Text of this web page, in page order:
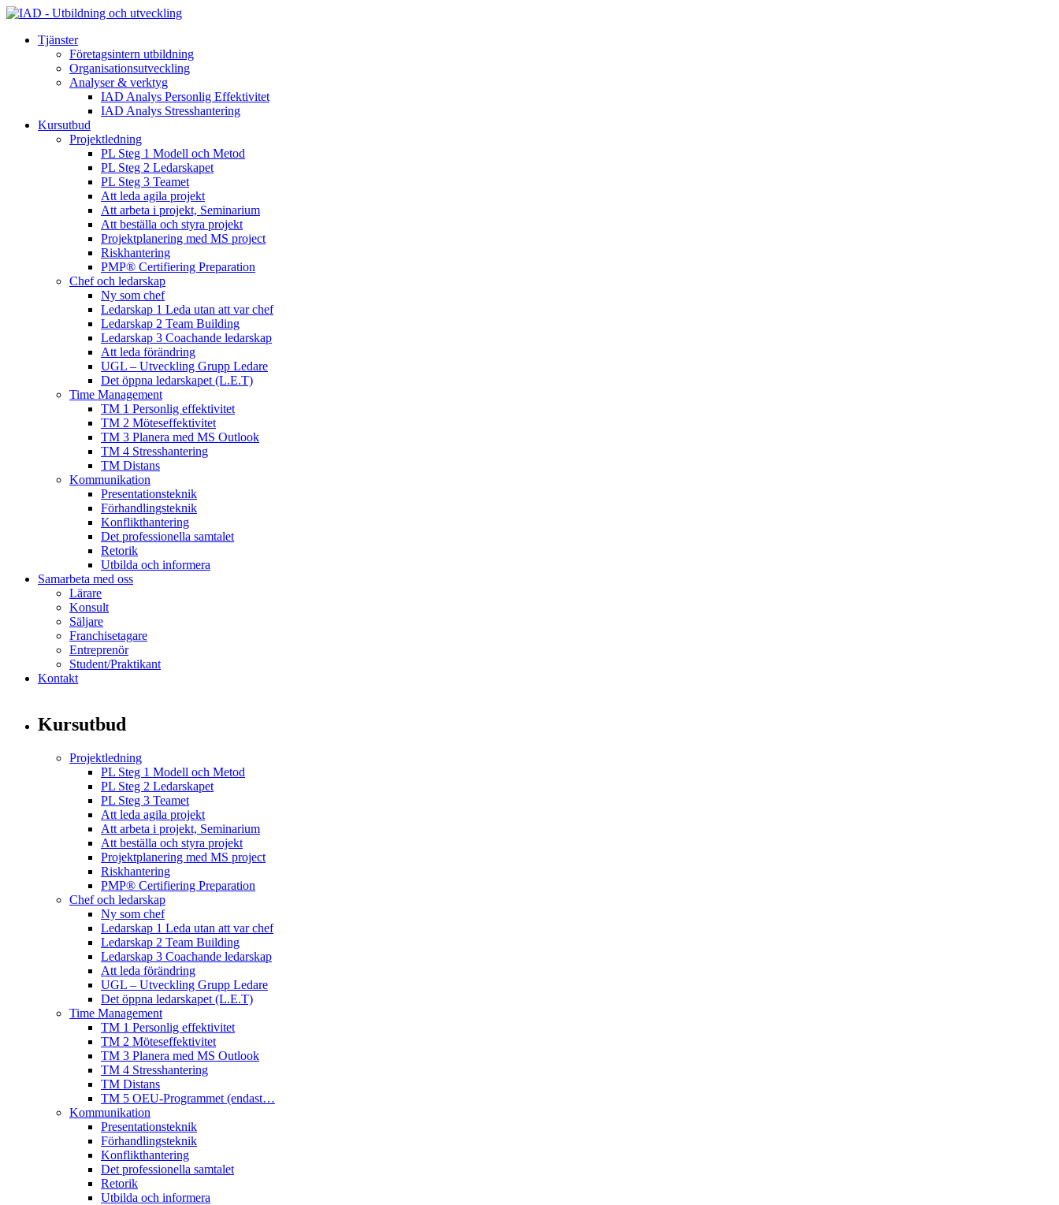
Tjänster
Företagsintern utbildning
Organisationsutveckling
Analyser & verktyg
IAD Analys Personlig Effektivitet
IAD Analys Stresshantering
Kursutbud
Projektledning
PL Steg 1 Modell och Metod
PL Steg 2 Ledarskapet
PL Steg 3 Teamet
Att leda agila projekt
Att arbeta i projekt, Seminarium
Att beställa och styra projekt
Projektplanering med MS project
Riskhantering
PMP® Certifiering Preparation
Chef och ledarskap
Ny som chef
Ledarskap 1 Leda utan att var chef
Ledarskap 2 Team Building
Ledarskap 3 Coachande ledarskap
Att leda förändring
UGL – Utveckling Grupp Ledare
Det öppna ledarskapet (L.E.T)
Time Management
TM 1 Personlig effektivitet
TM 2 Möteseffektivitet
TM 3 Planera med MS Outlook
TM 4 Stresshantering
TM Distans
Kommunikation
Presentationsteknik
Förhandlingsteknik
Konflikthantering
Det professionella samtalet
Retorik
Utbilda och informera
Samarbeta med oss
Lärare
Konsult
Säljare
Franchisetagare
Entreprenör
Student/Praktikant
Kontakt
Kursutbud
Projektledning
PL Steg 1 Modell och Metod
PL Steg 2 Ledarskapet
PL Steg 3 Teamet
Att leda agila projekt
Att arbeta i projekt, Seminarium
Att beställa och styra projekt
Projektplanering med MS project
Riskhantering
PMP® Certifiering Preparation
Chef och ledarskap
Ny som chef
Ledarskap 1 Leda utan att var chef
Ledarskap 2 Team Building
Ledarskap 3 Coachande ledarskap
Att leda förändring
UGL – Utveckling Grupp Ledare
Det öppna ledarskapet (L.E.T)
Time Management
TM 1 Personlig effektivitet
TM 2 Möteseffektivitet
TM 3 Planera med MS Outlook
TM 4 Stresshantering
TM Distans
TM 5 OEU-Programmet (endast…
Kommunikation
Presentationsteknik
Förhandlingsteknik
Konflikthantering
Det professionella samtalet
Retorik
Utbilda och informera